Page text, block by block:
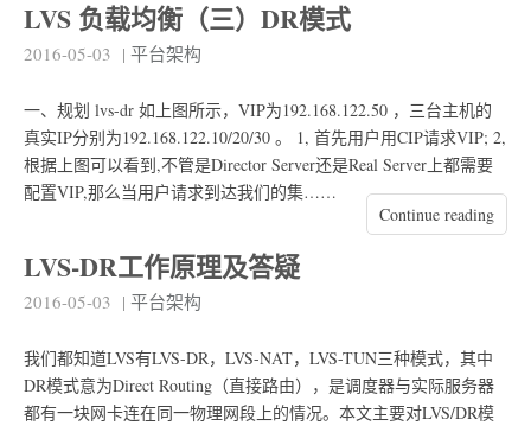
LVS 负载均衡（三）DR模式
2016-05-03 | 平台架构
一、规划 lvs-dr 如上图所示，VIP为192.168.122.50 ，三台主机的
真实IP分别为192.168.122.10/20/30 。 1, 首先用户用CIP请求VIP; 2,
根据上图可以看到,不管是Director Server还是Real Server上都需要
配置VIP,那么当用户请求到达我们的集……
Continue reading
LVS-DR工作原理及答疑
2016-05-03 | 平台架构
我们都知道LVS有LVS-DR，LVS-NAT，LVS-TUN三种模式，其中
DR模式意为Direct Routing（直接路由），是调度器与实际服务器
都有一块网卡连在同一物理网段上的情况。本文主要对LVS/DR模